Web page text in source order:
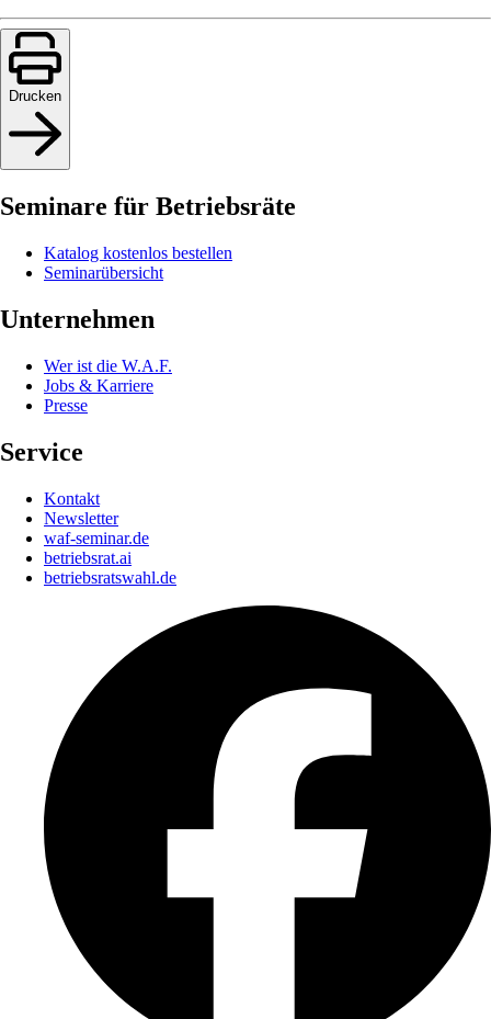
Drucken
Seminare für Betriebsräte
Katalog kostenlos bestellen
Seminarübersicht
Unternehmen
Wer ist die W.A.F.
Jobs & Karriere
Presse
Service
Kontakt
Newsletter
waf-seminar.de
betriebsrat.ai
betriebsratswahl.de